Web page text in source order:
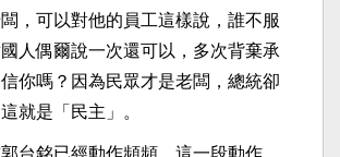
，可以對他的員工這樣說，誰不服
人偶爾說一次還可以，多次背棄承
你嗎？因為民眾才是老闆，總統卻
就是「民主」。
台銘已經動作頻頻。這一段動作，